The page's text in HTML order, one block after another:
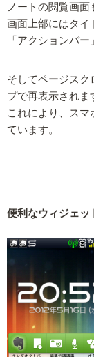
ノートの閲覧画面
画面上部にはタイ
「アクションバ
そしてページスク
プで再表示されま
これにより、ス
ています。
便利なウィジェッ